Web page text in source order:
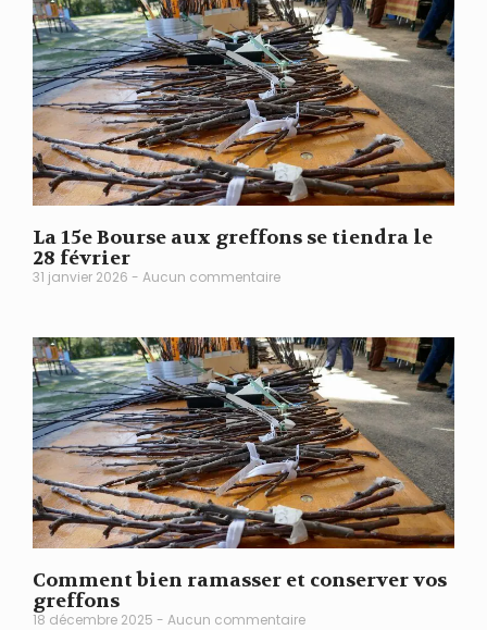
La 15e Bourse aux greffons se tiendra le
28 février
31 janvier 2026 Aucun commentaire
Comment bien ramasser et conserver vos
greffons
18 décembre 2025 Aucun commentaire